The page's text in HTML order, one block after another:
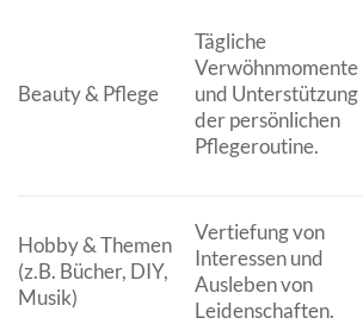
Beauty & Pflege
Tägliche
Verwöhnmomente
und Unterstützung
der persönlichen
Pflegeroutine.
Hobby & Themen
(z.B. Bücher, DIY,
Musik)
Vertiefung von
Interessen und
Ausleben von
Leidenschaften.